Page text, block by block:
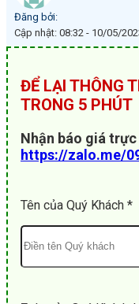
Đăng bởi:
Cập nhật: 08:32 - 10/05/
ĐỂ LẠI THÔNG
TRONG 5 PHÚT
Nhận báo giá
https://zalo.me/
Tên của Quý Khách *